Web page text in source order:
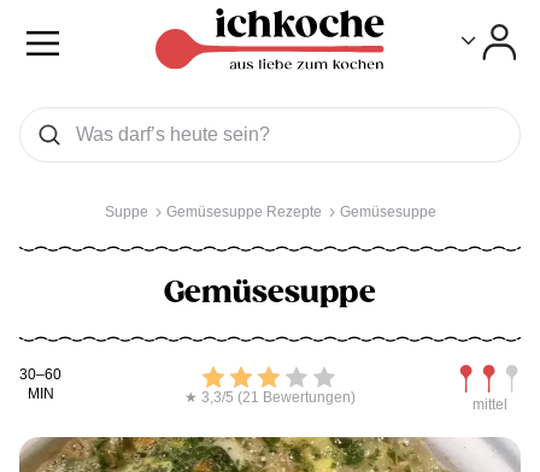
Was wollen Sie suchen
Suchen
Suppe Gemüsesuppe Rezepte Gemüsesuppe
Gemüsesuppe
Kochdauer
30–60
MIN
Bewerten
★ 3,3/5 (21 Bewertungen) mittel